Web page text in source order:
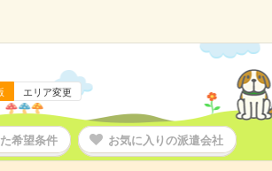
エリア変更
希望条件 お気に入りの派遣会社